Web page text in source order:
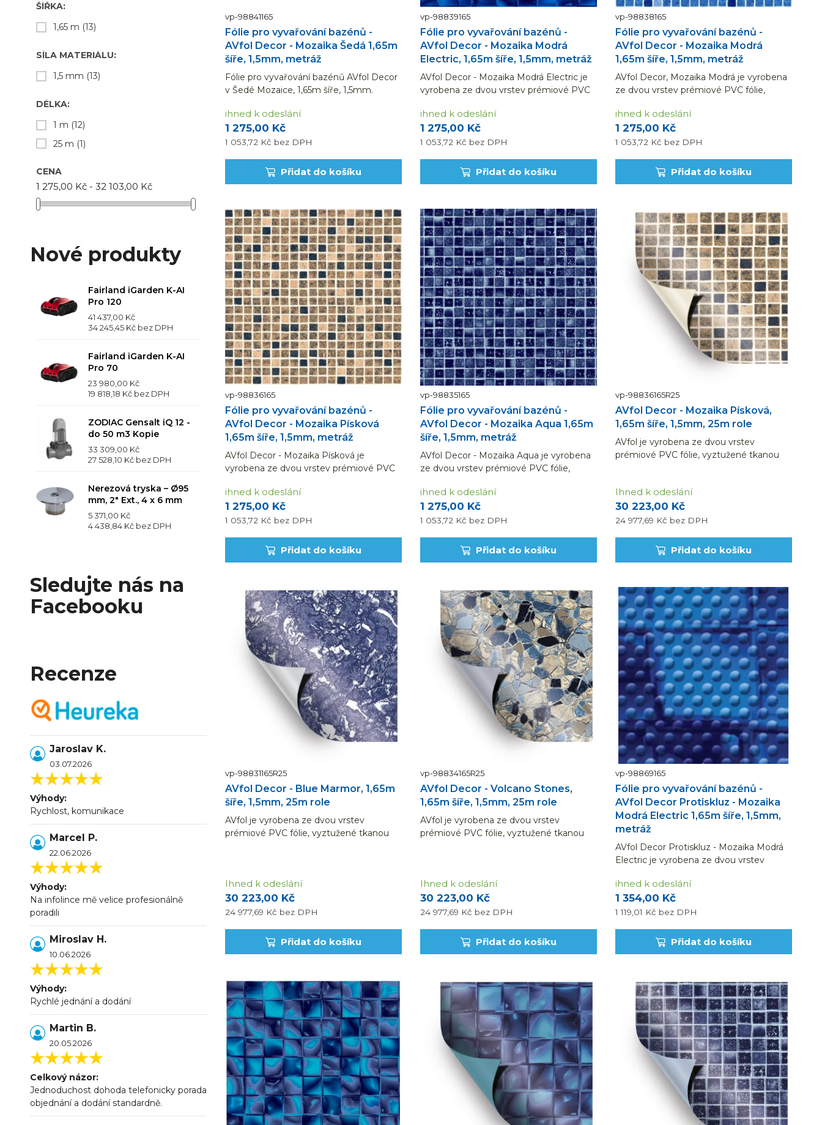
ŠÍŘKA:
1,65 m (13)
SÍLA MATERIÁLU:
1,5 mm (13)
DÉLKA:
1 m (12)
25 m (1)
CENA
1 275,00 Kč - 32 103,00 Kč
Nové produkty
Fairland iGarden K-AI
Pro 120
41 437,00 Kč
34 245,45 Kč bez DPH
Fairland iGarden K-AI
Pro 70
23 980,00 Kč
19 818,18 Kč bez DPH
ZODIAC Gensalt iQ 12 -
do 50 m3 Kopie
33 309,00 Kč
27 528,10 Kč bez DPH
Nerezová tryska – Ø95
mm, 2" Ext., 4 x 6 mm
5 371,00 Kč
4 438,84 Kč bez DPH
Sledujte nás na
Facebooku
Recenze
Jaroslav K.
03.07.2026
Výhody:
Rychlost, komunikace
Marcel P.
22.06.2026
Výhody:
Na infolince mě velice profesionálně
poradili
Miroslav H.
10.06.2026
Výhody:
Rychlé jednání a dodání
Martin B.
20.05.2026
Celkový názor:
Jednoduchost dohoda telefonicky porada
objednání a dodání standardně.
vp-98841165
Fólie pro vyvařování bazénů -
AVfol Decor - Mozaika Šedá 1,65m
šíře, 1,5mm, metráž
Fólie pro vyvařování bazénů AVfol Decor
v Šedé Mozaice, 1,65m šíře, 1,5mm.
m = 1,65 m2. Návin na roli je 25 m, lze
objednat libovolný počet běžných metrů.
1 275,00 Kč
1 053,72 Kč bez DPH
ihned k odeslání
Přidat do košíku
vp-98839165
Fólie pro vyvařování bazénů -
AVfol Decor - Mozaika Modrá
Electric, 1,65m šíře, 1,5mm, metráž
AVfol Decor - Mozaika Modrá Electric je
vyrobena ze dvou vrstev prémiové PVC
síťovinou. Dodáváno v běžných metrech
(uvedená cena je za 1 bm fólie šířky 1,65...
1 275,00 Kč
1 053,72 Kč bez DPH
ihned k odeslání
Přidat do košíku
vp-98838165
Fólie pro vyvařování bazénů -
AVfol Decor - Mozaika Modrá
1,65m šíře, 1,5mm, metráž
AVfol Decor, Mozaika Modrá je vyrobena
ze dvou vrstev prémiové PVC fólie,
síťovinou. Dodáváno v běžných metrech
(uvedená cena je za 1 bm fólie šířky 1,65
m). Návin na...
1 275,00 Kč
1 053,72 Kč bez DPH
ihned k odeslání
Přidat do košíku
vp-98836165
Fólie pro vyvařování bazénů -
AVfol Decor - Mozaika Písková
1,65m šíře, 1,5mm, metráž
AVfol Decor - Mozaika Písková je
vyrobena ze dvou vrstev prémiové PVC
síťovinou. Dodáváno v běžných metrech
(uvedená cena je za 1 bm fólie šířky 1,65
m). Návin...
1 275,00 Kč
1 053,72 Kč bez DPH
ihned k odeslání
Přidat do košíku
vp-98835165
Fólie pro vyvařování bazénů -
AVfol Decor - Mozaika Aqua 1,65m
šíře, 1,5mm, metráž
AVfol Decor - Mozaika Aqua je vyrobena
ze dvou vrstev prémiové PVC fólie,
síťovinou. Dodáváno v běžných metrech
(uvedená cena je za 1 bm fólie šířky 1,65
m). Návin na...
1 275,00 Kč
1 053,72 Kč bez DPH
ihned k odeslání
Přidat do košíku
vp-98836165R25
AVfol Decor - Mozaika Písková,
1,65m šíře, 1,5mm, 25m role
AVfol je vyrobena ze dvou vrstev
prémiové PVC fólie, vyztužené tkanou
30 223,00 Kč
24 977,69 Kč bez DPH
Ihned k odeslání
Přidat do košíku
vp-98831165R25
AVfol Decor - Blue Marmor, 1,65m
šíře, 1,5mm, 25m role
AVfol je vyrobena ze dvou vrstev
prémiové PVC fólie, vyztužené tkanou
30 223,00 Kč
24 977,69 Kč bez DPH
Ihned k odeslání
Přidat do košíku
vp-98834165R25
AVfol Decor - Volcano Stones,
1,65m šíře, 1,5mm, 25m role
AVfol je vyrobena ze dvou vrstev
prémiové PVC fólie, vyztužené tkanou
30 223,00 Kč
24 977,69 Kč bez DPH
Ihned k odeslání
Přidat do košíku
vp-98869165
Fólie pro vyvařování bazénů -
AVfol Decor Protiskluz - Mozaika
Modrá Electric 1,65m šíře, 1,5mm,
metráž
AVfol Decor Protiskluz - Mozaika Modrá
Electric je vyrobena ze dvou vrstev
polyesterovou síťovinou. Dodáváno v
běžných metrech (uvedená cena je za 1
bm fólie...
1 354,00 Kč
1 119,01 Kč bez DPH
ihned k odeslání
Přidat do košíku